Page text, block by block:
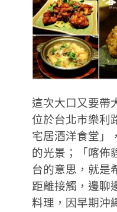
這次大口又要帶
位於台北市樂利
宅居酒洋食堂」
的光景；「喀佈
台的意思，就是
距離接觸，邊聊
料理，因早期沖